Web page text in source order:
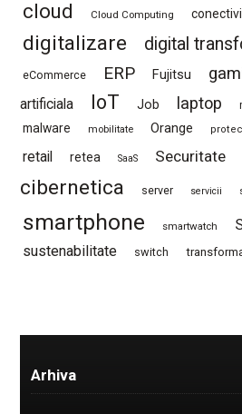
cloud Cloud Computing
digitalizare digital
eCommerce ERP Fujitsu
artificiala
IoT Job laptop
malware mobilitate Orange
retail retea SaaS Securitate
cibernetica
server servicii
smartphone smartwatch
sustenabilitate switch
Arhiva